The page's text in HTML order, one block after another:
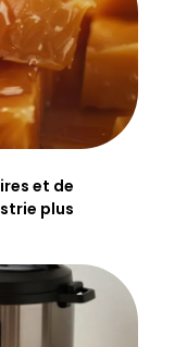
et de
plus